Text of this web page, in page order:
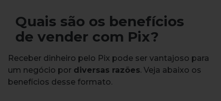
Quais são os benefícios
de vender com Pix?
Receber dinheiro pelo Pix pode ser vantajoso para
um negócio por diversas razões. Veja abaixo os
benefícios desse formato.